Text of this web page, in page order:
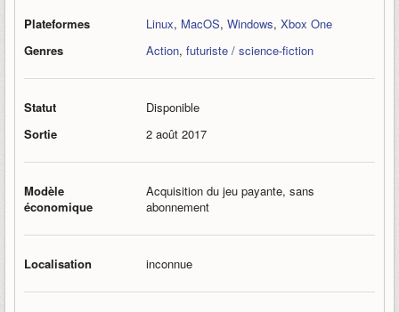
Plateformes Linux, MacOS, Windows, Xbox One
Genres
Action, futuriste / science-fiction
Statut
Disponible
Sortie
2 août 2017
Modèle
économique
Acquisition du jeu payante, sans
abonnement
Localisation inconnue